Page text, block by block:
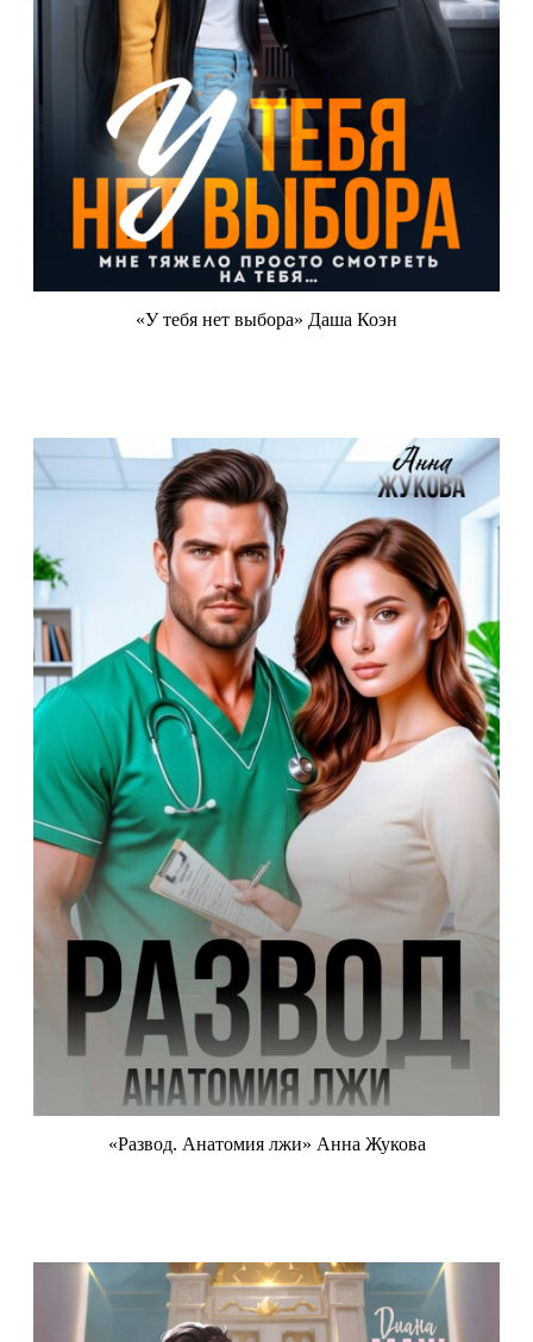
«У тебя нет выбора» Даша Коэн
«Развод. Анатомия лжи» Анна Жукова